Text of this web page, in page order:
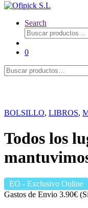
Search
Buscar
por:
0
Buscar
por:
BOLSILLO, LIBROS,
Todos los
EO - Exclusivo Online
Gastos de Envio 3.90€